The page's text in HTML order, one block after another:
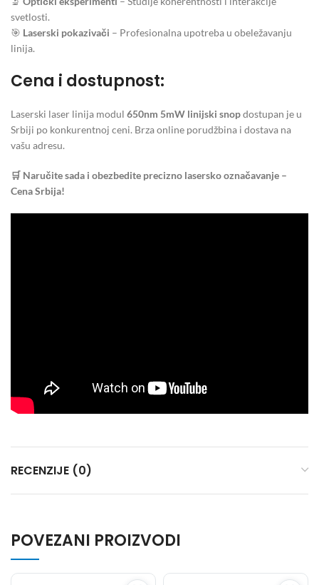
svetlosti.
🎯 Laserski pokazivači – Profesionalna upotreba u obeležavanju
linija.
Cena i dostupnost:
Laserski laser linija modul 650nm 5mW linijski snopdostupan je u
Srbiji po konkurentnoj ceni. Brza online porudžbina i dostava na
vašu adresu.
🛒 Naručite sada i obezbedite precizno lasersko označavanje –
Cena Srbija!
RECENZIJE (0)
POVEZANI PROIZVODI